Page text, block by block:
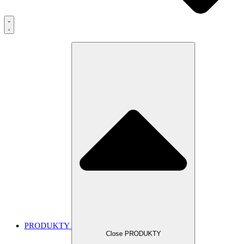
PRODUKTY
Close PRODUKTY